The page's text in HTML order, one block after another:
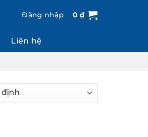
Đăng nhập 0₫
Liên hệ